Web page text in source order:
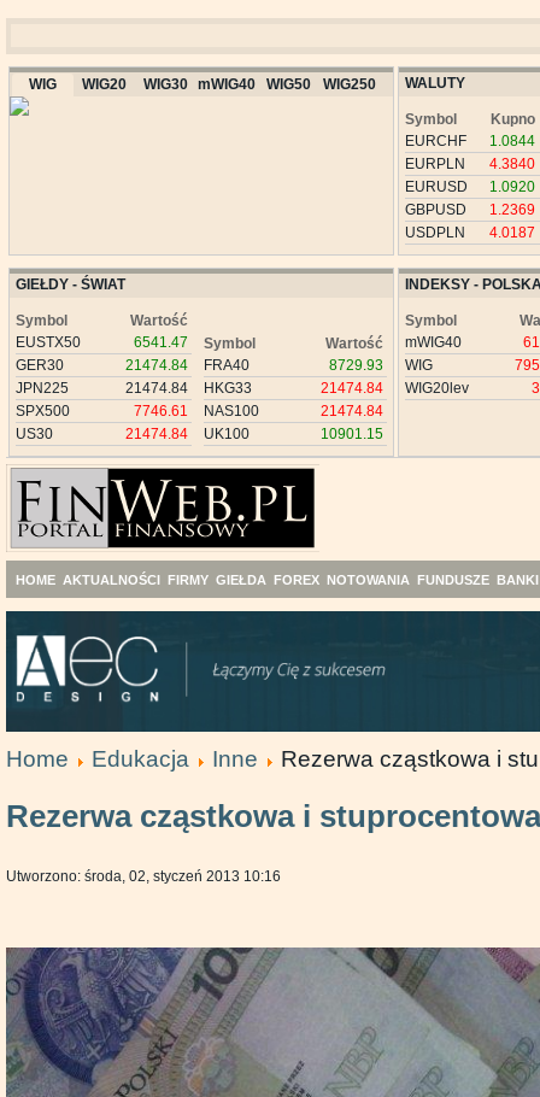
WIG WIG20 WIG30 mWIG40 WIG50 WIG250 WALUTY
Symbol
Kupno
EURCHF
1.0844
EURPLN
4.3840
EURUSD
1.0920
GBPUSD
1.2369
USDPLN
4.0187
GIEŁDY - ŚWIAT
Symbol
Wartość
EUSTX50
6541.47
GER30
21474.84
JPN225
21474.84
SPX500
7746.61
US30
21474.84
Symbol
Wartość
FRA40
8729.93
HKG33
21474.84
NAS100
21474.84
UK100
10901.15
INDEKSY -
Symbol
mWIG40
WIG
WIG20lev
HOME AKTUALNOŚCI FIRMY GIEŁDA FOREX NOTOWANIA FUNDUSZE BANKI
Home Edukacja Inne Rezerwa cząstkowa i
Rezerwa cząstkowa i stuprocentowa
Utworzono: środa, 02, styczeń 2013 10:16